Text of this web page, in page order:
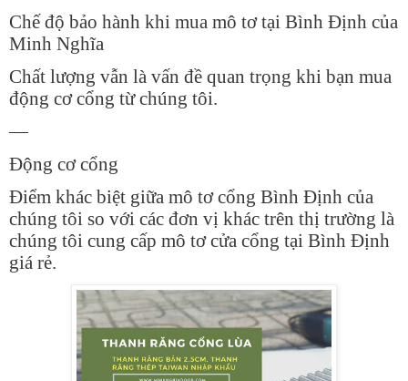
Chế độ bảo hành khi mua mô tơ tại Bình Định của
Minh Nghĩa
Chất lượng vẫn là vấn đề quan trọng khi bạn mua
động cơ cổng từ chúng tôi.
—
Động cơ cổng
Điểm khác biệt giữa mô tơ cổng Bình Định của
chúng tôi so với các đơn vị khác trên thị trường là
chúng tôi cung cấp mô tơ cửa cổng tại Bình Định
giá rẻ.